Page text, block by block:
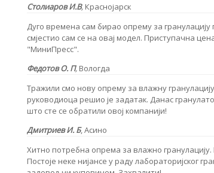
Столиаров И.В, Краснојарск
Дуго времена сам бирао опрему за
смјестио сам се на овај модел. Приступачна
"МиниПресс".
Федотов О. П, Вологда
Тражили смо нову опрему за влажну
руководиоца решио је задатак. Данас
што сте се обратили овој компанији!
Дмитриев И. Б, Асино
Хитно потребна опрема за влажно гранулацију.
Постоје неке нијансе у раду лабораторијског